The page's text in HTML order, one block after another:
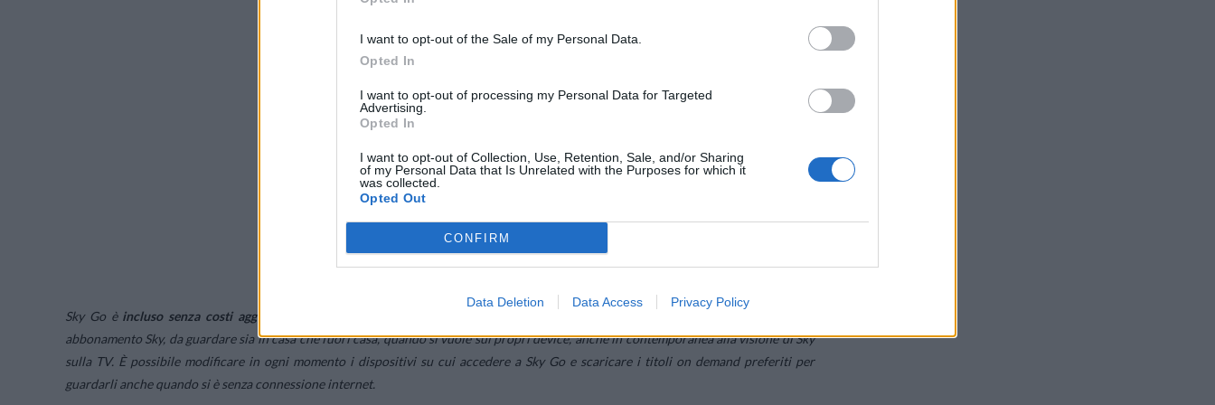
I want to opt-out of the Sale of my Personal Data.
Opted In
I want to opt-out of processing my Personal Data for Targeted
Advertising.
Opted In
I want to opt-out of Collection, Use, Retention, Sale, and/or Sharing
of my Personal Data that Is Unrelated with the Purposes for which it
was collected.
Opted Out
CONFIRM
Data Deletion Data Access Privacy Policy
Sky Go è incluso senza costi aggiuntivi per tutti i clienti Sky
abbonamento Sky, da guardare sia in casa che fuori casa, quando si vuole sui propri device, anche in contemporanea alla visione di Sky
sulla TV. È possibile modificare in ogni momento i dispositivi su cui accedere a Sky Go e scaricare i titoli on demand preferiti per
guardarli anche quando si è senza connessione internet.